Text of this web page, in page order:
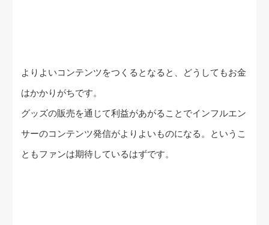
よりよいコンテンツをつくるとなると、どうしてもお金
はかかりがちです。
グッズの販売を通じて利益があがることでインフルエン
サーのコンテンツ発信がよりよいものになる。というこ
ともファンは期待しているはずです。